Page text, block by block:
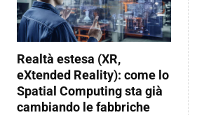
Realtà estesa (XR,
eXtended Reality): come lo
Spatial Computing sta già
cambiando le fabbriche